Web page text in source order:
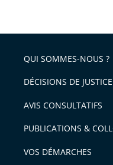
arriver
après
l'article
pour
avant
QUI SOMMES-NOUS ?
DÉCISIONS DE JUSTICE
AVIS CONSULTATIFS
PUBLICATIONS &
VOS DÉMARCHES